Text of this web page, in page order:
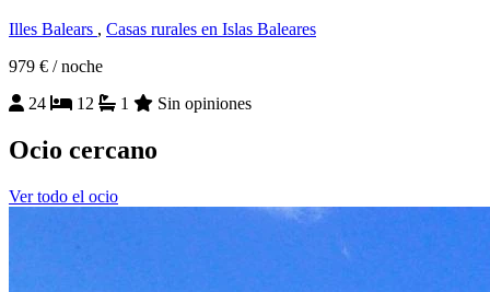
Illes Balears , Casas rurales en Islas Baleares
979 € / noche
24
12 1 Sin opiniones
Ocio cercano
Ver todo el ocio